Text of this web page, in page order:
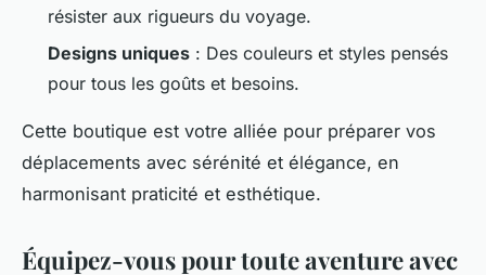
résister aux rigueurs du voyage.
Designs uniques : Des couleurs et styles pensés
pour tous les goûts et besoins.
Cette boutique est votre alliée pour préparer vos
déplacements avec sérénité et élégance, en
harmonisant praticité et esthétique.
Équipez-vous pour toute aventure avec